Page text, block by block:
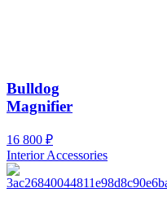
Bulldog
Magnifier
16 800 ₽
Interior Accessories